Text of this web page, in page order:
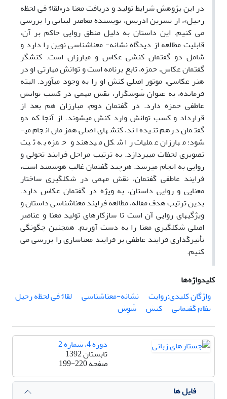
در این پژوهش شرایط تولید و دریافت معنا در«لقاءٌ فی لحظه
رحیل»، از نسرین ادریس، نویسنده معاصر لبنانی را بررسی
می کنیم. این داستان به دلیل منطق روایی حاکم بر آن،
قابلیت مطالعه از دیدگاه نشانه- ­معناشناسی نوین را دارد و
شامل دو گفتمان کنشی عکاس و مبارزان است. کنشگر
گفتمان عکاس، حمزه، تابع برنامه است و توانش مهارتی او در
هنر عکاسی، موتور اصلی کنش او را به وجود می­آورد. البته
فرمانده، به عنوان شَوِش­گزار، نقش مهمی در کسب توانش
عاطفی حمزه دارد. در گفتمان دوم، مبارزان هم بعد از
قرارداد و کسب توانش وارد کنش می­شوند. از آنجا که دو
گفتمان درهم تنیده اند، کنش­های اصلی همزمان انجام می­
شود؛ مبارزان عملیات را شکل می­دهند و حمزه به ثبت
تصویری لحظات می­پردازد. به ترتیب مراحل فرایند تحولی و
روایی به انجام می­رسد. هرچند گفتمان غالب هوشمند است،
فرایند عاطفی گفتمان، نقش مهمی در شکل­گیری ساختار
معنایی و روایی داستان، به ویژه در گفتمان عکاس دارد.
بدین ترتیب هدف مقاله، مطالعه فرایند معناشناسی داستان و
ویژگی­های روایی آن است تا سازکارهای تولید معنا و عناصر
اصلی شکل­گیری معنا را به دست آوریم. همچنین چگونگی
تأثیرگذاری فرایند عاطفی بر فرایند معناسازی را بررسی می
کنیم.
کلیدواژه‌ها
واژگان کلیدی:روایت
نشانه-­معناشناسی
لقاءٌ فی لحظه رحیل
نظام گفتمانی
کنش شَوِش
دوره 4، شماره 2
تابستان 1392
صفحه199-220
فایل ها